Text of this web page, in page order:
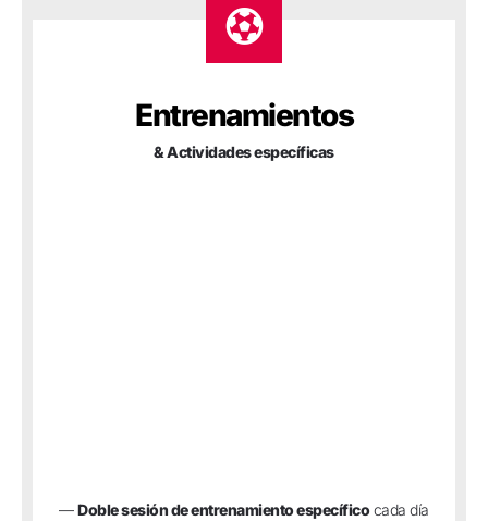
Entrenamientos
& Actividades específicas
—Doble sesión de entrenamiento específicocada día